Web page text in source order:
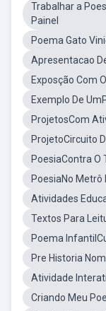
Trabalhar a
Painel
Poema Gato
Apresentacao
Exposção Com
Exemplo De
ProjetosCom
ProjetoCircuito
PoesiaContra O
PoesiaNo Metrô
Atividades
Textos Para
Poema
Pre Historia
Atividade
Criando Meu